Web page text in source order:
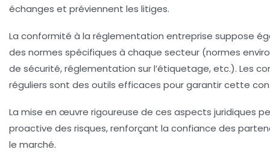
échanges et préviennent les litiges.
La conformité à la réglementation entreprise suppose
des normes spécifiques à chaque secteur (normes
de sécurité, réglementation sur l’étiquetage, etc.). Les
réguliers sont des outils efficaces pour garantir cette
La mise en œuvre rigoureuse de ces aspects juridiques
proactive des risques, renforçant la confiance des
le marché.